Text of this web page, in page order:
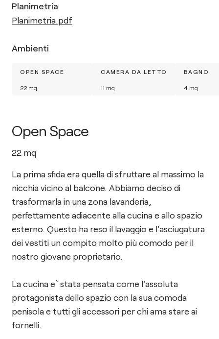
Planimetria
Planimetria.pdf
Ambienti
OPEN SPACE
22 mq
CAMERA DA LETTO
11 mq
BAGNO
4mq
Open Space
22 mq
La prima sfida era quella di sfruttare al massimo la
nicchia vicino al balcone. Abbiamo deciso di
trasformarla in una zona lavanderia,
perfettamente adiacente alla cucina e allo spazio
esterno. Questo ha reso il lavaggio e l'asciugatura
dei vestiti un compito molto più comodo per il
nostro giovane proprietario.
La cucina e` stata pensata come l'assoluta
protagonista dello spazio con la sua comoda
penisola e tutti gli accessori per chi ama stare ai
fornelli.